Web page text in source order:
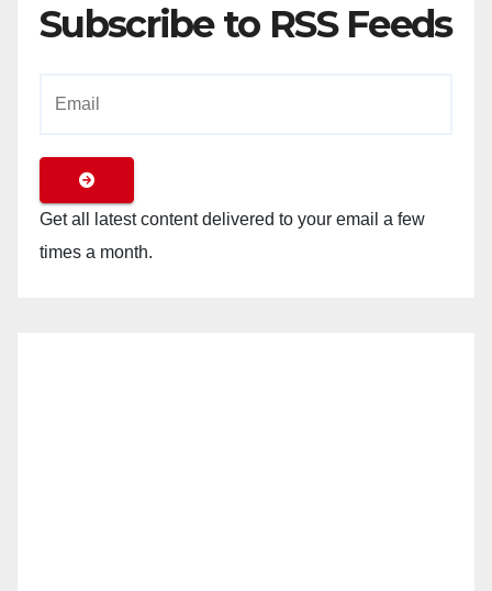
Subscribe to RSS Feeds
Get all latest content delivered to your email a few
times a month.